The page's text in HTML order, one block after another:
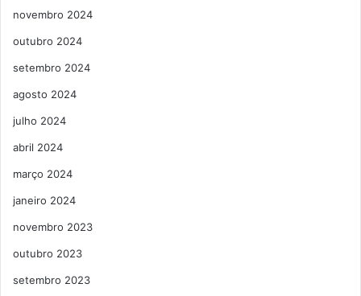
novembro 2024
outubro 2024
setembro 2024
agosto 2024
julho 2024
abril 2024
março 2024
janeiro 2024
novembro 2023
outubro 2023
setembro 2023